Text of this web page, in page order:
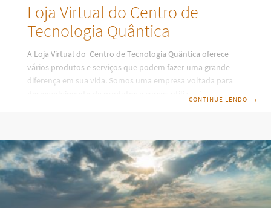
Loja Virtual do Centro de
Tecnologia Quântica
A Loja Virtual do Centro de Tecnologia Quântica oferece
vários produtos e serviços que podem fazer uma grande
diferença em sua vida. Somos uma empresa voltada para
e trabalhamos com todos os cartões de créditos e Boletos.
Atuamos no mercado de Terapia desde 1996 visando a cura
integral do ser, bem como ensinar técnicas avançadas de
CONTINUE LENDO →